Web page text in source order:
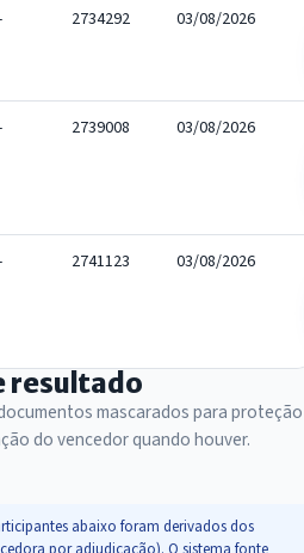
2734292 03/08/2026
2739008 03/08/2026
2741123 03/08/2026
resultado
mascarados para proteção
do vencedor quando houver.
abaixo foram derivados dos